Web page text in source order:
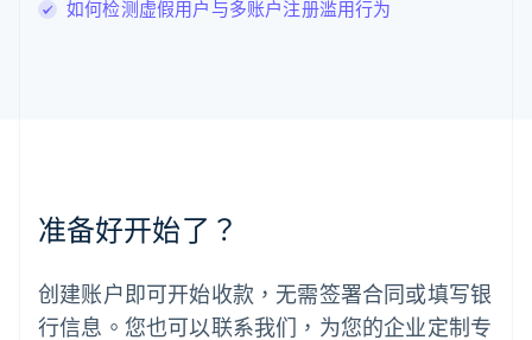
如何检测虚假用户与多账户注册滥用行为
准备好开始了？
创建账户即可开始收款，无需签署合同或填写银
行信息。您也可以联系我们，为您的企业定制专
马尔他
English
葡萄牙
日本
日本語English